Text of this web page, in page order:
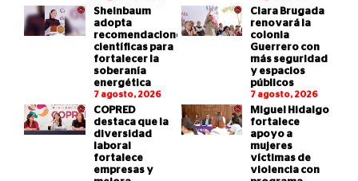
Sheinbaum
adopta
recomendaciones
científicas para
fortalecer la
soberanía
energética
7 agosto, 2026
Clara Brugada
renovará la
colonia
Guerrero con
más seguridad
y espacios
públicos
7 agosto, 2026
COPRED
destaca que la
diversidad
laboral
fortalece
empresas y
Miguel Hidalgo
fortalece
apoyo a
mujeres
víctimas de
violencia con